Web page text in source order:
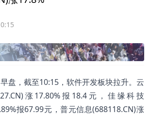
早盘，截至10:15，软件开发板块拉升。云
涨17.80%报18.4元，佳缘科技
报67.99元，普元信息(688118.CN)涨